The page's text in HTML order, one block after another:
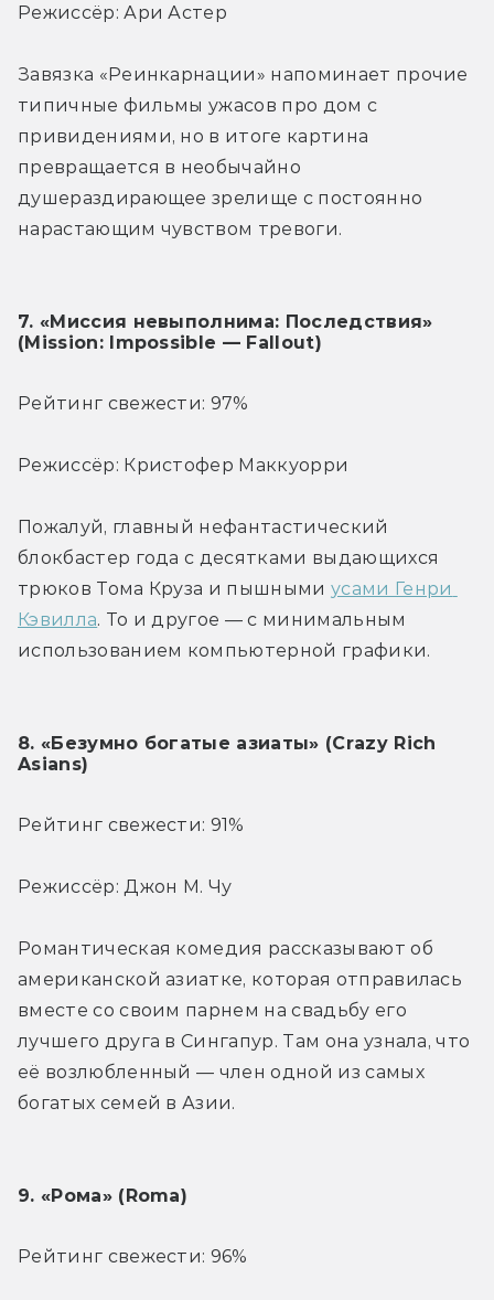
Режиссёр: Ари Астер
Завязка «Реинкарнации» напоминает прочие
типичные фильмы ужасов про дом с
привидениями, но в итоге картина
превращается в необычайно
душераздирающее зрелище с постоянно
нарастающим чувством тревоги.
7. «Миссия невыполнима: Последствия»
(Mission: Impossible — Fallout)
Рейтинг свежести: 97%
Режиссёр: Кристофер Маккуорри
Пожалуй, главный нефантастический
блокбастер года с десятками выдающихся
трюков Тома Круза и пышными усами Генри
Кэвилла. То и другое — с минимальным
использованием компьютерной графики.
8. «Безумно богатые азиаты» (Crazy Rich
Asians)
Рейтинг свежести: 91%
Режиссёр: Джон М. Чу
Романтическая комедия рассказывают об
американской азиатке, которая отправилась
вместе со своим парнем на свадьбу его
лучшего друга в Сингапур. Там она узнала, что
её возлюбленный — член одной из самых
богатых семей в Азии.
9. «Рома» (Roma)
Рейтинг свежести: 96%